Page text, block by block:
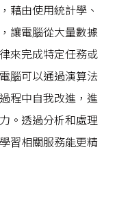
藉由使用統計學、
讓電腦從大量數據
來完成特定任務或
腦可以通過演算法
程中自我改進，進
。透過分析和處理
習相關服務能更精